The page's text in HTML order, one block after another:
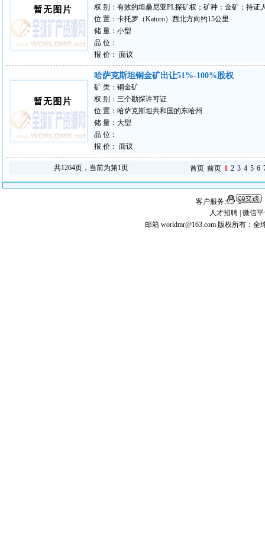
权 别：有效的坦桑尼亚PL探矿权；矿种：金矿；持证
位 置：卡托罗（Katoro）西北方向约15公里
储 量：小型
品 位：
报 价： 面议
哈萨克斯坦铜金矿出让51%-100%股权
矿 类：铜金矿
权 别：三个勘探许可证
位 置：哈萨克斯坦共和国的东哈州
储 量：大型
品 位：
报 价： 面议
共1264页，当前为第1页 首页 前页 1 2 3 4 5 6
客户服务:
人才招聘 微信
邮箱 worldmr@163.com 版权所有：全